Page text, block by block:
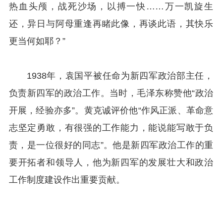
热血头颅，战死沙场，以搏一快……万一凯旋生
还，异日与阿母重逢再睹此像，再谈此语，其快乐
更当何如耶？”
1938年，袁国平被任命为新四军政治部主任，
负责新四军的政治工作。当时，毛泽东称赞他“政治
开展，经验亦多”。黄克诚评价他“作风正派、革命意
志坚定勇敢，有很强的工作能力，能说能写敢于负
责，是一位很好的同志”。他是新四军政治工作的重
要开拓者和领导人，他为新四军的发展壮大和政治
工作制度建设作出重要贡献。